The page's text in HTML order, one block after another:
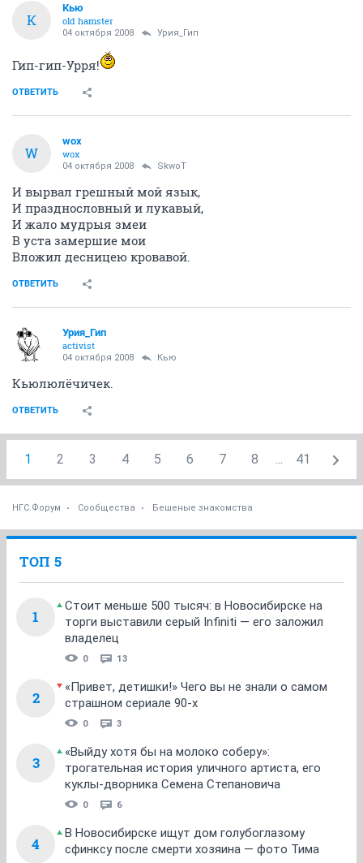
К
Кью
old hamster
04 октября 2008 Урия_Гип
Гип-гип-Урря!
ОТВЕТИТЬ
W
wox
wox
04 октября 2008 SkwoT
И вырвал грешный мой язык,
И празднословный и лукавый,
И жало мудрыя змеи
В уста замершие мои
Вложил десницею кровавой.
ОТВЕТИТЬ
Урия_Гип
activist
04 октября 2008 Кью
Кьюлюлёчичек.
ОТВЕТИТЬ
1 2 3 4 5 6 7 8 ... 41
НГС.Форум Сообщества Бешеные знакомства
ТОП 5
1
Стоит меньше 500 тысяч: в Новосибирске на
торги выставили серый Infiniti — его заложил
владелец
0 13
2
«Привет, детишки!» Чего вы не знали о самом
страшном сериале 90-х
0 3
3
«Выйду хотя бы на молоко соберу»:
трогательная история уличного артиста, его
куклы-дворника Семена Степановича
0 6
4
В Новосибирске ищут дом голубоглазому
сфинксу после смерти хозяина — фото Тима